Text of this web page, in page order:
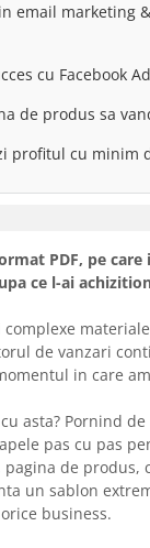
email marketing
cu Facebook
de produs sa
profitul cu minim
PDF, pe
ce l-ai
de vanzari
in care
asta? Pornind
pas cu pas
de produs,
un sablon
business.